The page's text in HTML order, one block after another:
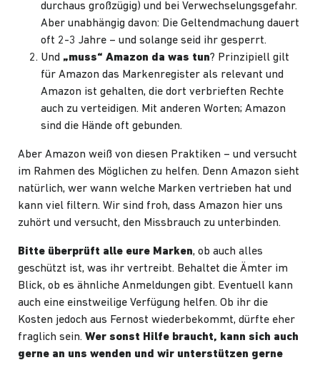
durchaus großzügig) und bei Verwechselungsgefahr.
Aber unabhängig davon: Die Geltendmachung dauert
oft 2-3 Jahre – und solange seid ihr gesperrt.
Und „muss“ Amazon da was tun? Prinzipiell gilt
für Amazon das Markenregister als relevant und
Amazon ist gehalten, die dort verbrieften Rechte
auch zu verteidigen. Mit anderen Worten; Amazon
sind die Hände oft gebunden.
Aber Amazon weiß von diesen Praktiken – und versucht
im Rahmen des Möglichen zu helfen. Denn Amazon sieht
natürlich, wer wann welche Marken vertrieben hat und
kann viel filtern. Wir sind froh, dass Amazon hier uns
zuhört und versucht, den Missbrauch zu unterbinden.
Bitte überprüft alle eure Marken, ob auch alles
geschützt ist, was ihr vertreibt. Behaltet die Ämter im
Blick, ob es ähnliche Anmeldungen gibt. Eventuell kann
auch eine einstweilige Verfügung helfen. Ob ihr die
Kosten jedoch aus Fernost wiederbekommt, dürfte eher
fraglich sein. Wer sonst Hilfe braucht, kann sich auch
gerne an uns wenden und wir unterstützen gerne